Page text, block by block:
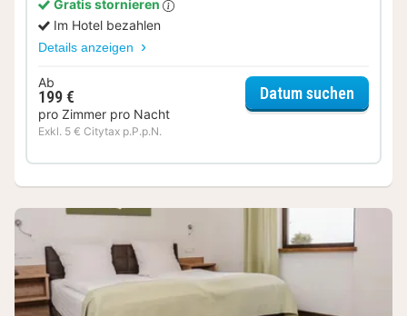
Gratis stornieren
Im Hotel bezahlen
Details anzeigen
Ab
199 €
pro Zimmer pro Nacht
Exkl. 5 € Citytax p.P.p.N.
Datum suchen